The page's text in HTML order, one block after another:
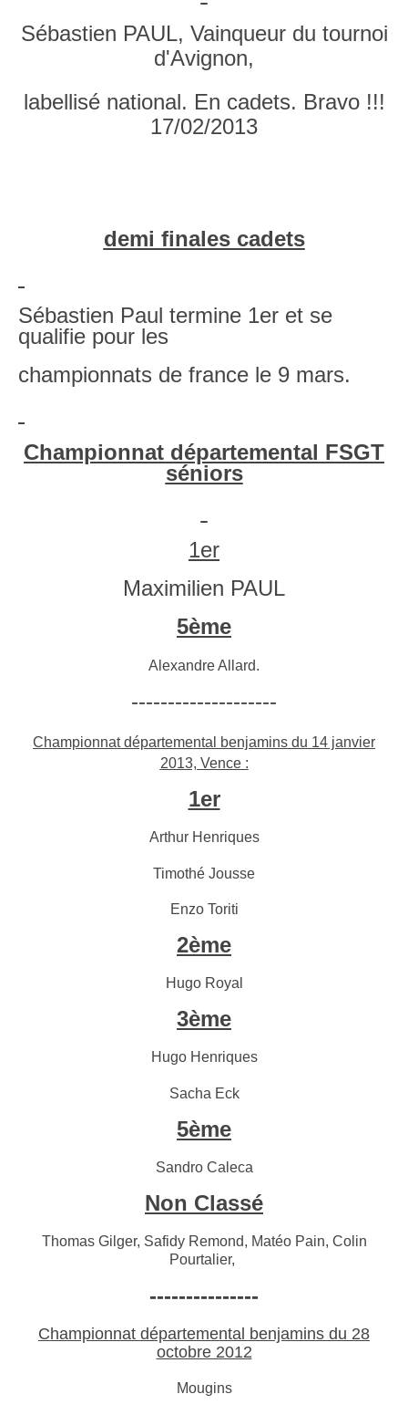
Sébastien PAUL, Vainqueur du tournoi
d'Avignon,
labellisé national. En cadets. Bravo !!!
17/02/2013
demi finales cadets
Sébastien Paul termine 1er et se
qualifie pour les
championnats de france le 9 mars.
Championnat départemental FSGT
séniors
1er
Maximilien PAUL
5ème
Alexandre Allard.
--------------------
Championnat départemental benjamins du 14 janvier
2013, Vence :
1er
Arthur Henriques
Timothé Jousse
Enzo Toriti
2ème
Hugo Royal
3ème
Hugo Henriques
Sacha Eck
5ème
Sandro Caleca
Non Classé
Thomas Gilger, Safidy Remond, Matéo Pain, Colin
Pourtalier,
---------------
Championnat départemental benjamins du 28
octobre 2012
Mougins